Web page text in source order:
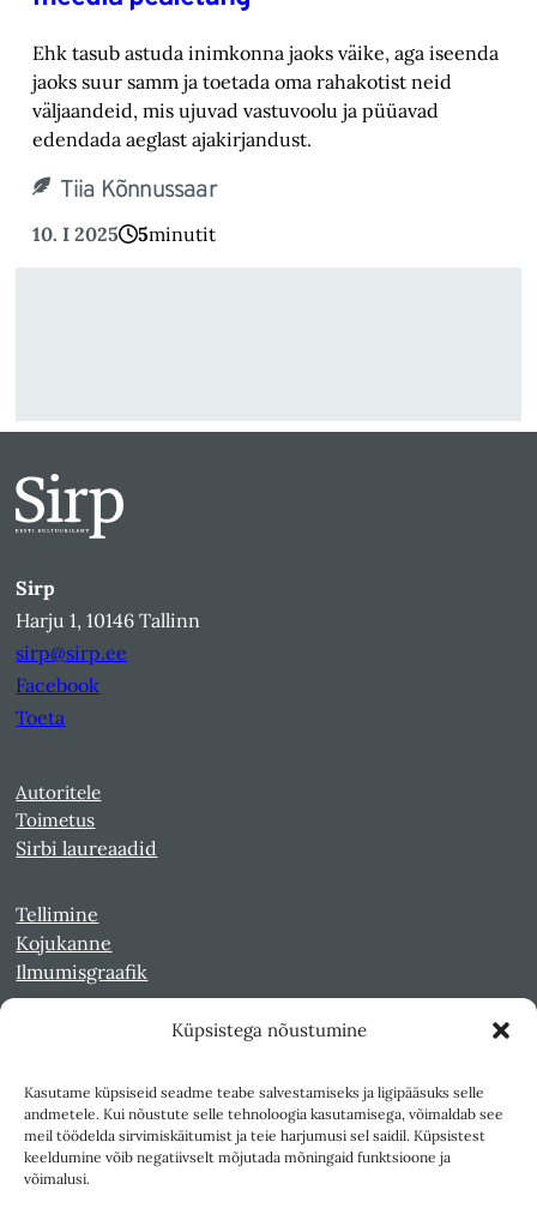
Küpsistega nõustumine
Kasutame küpsiseid seadme teabe salvestamiseks ja ligipääsuks selle
andmetele. Kui nõustute selle tehnoloogia kasutamisega, võimaldab see
meil töödelda sirvimiskäitumist ja teie harjumusi sel saidil. Küpsistest
keeldumine võib negatiivselt mõjutada mõningaid funktsioone ja
võimalusi.
Ehk tasub astuda inimkonna jaoks väike, aga iseenda
jaoks suur samm ja toetada oma rahakotist neid
väljaandeid, mis ujuvad vastuvoolu ja püüavad
edendada aeglast ajakirjandust.
Tiia Kõnnussaar
10. I 2025 5minutit
Sirp
Harju 1, 10146 Tallinn
sirp@sirp.ee
Facebook
Toeta
Autoritele
Toimetus
Sirbi laureaadid
Tellimine
Kojukanne
Ilmumisgraafik
Kultuurileht 1994-1997
Reede 1989-1990
Sirp ja Vasar 1940-1989